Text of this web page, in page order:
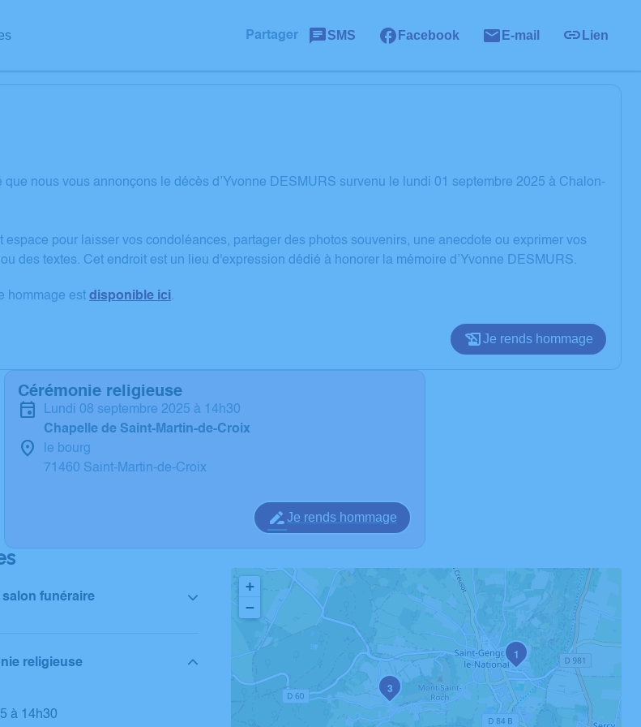
Partager SMS Facebook E-mail Lien
que nous vous annonçons le décès d’Yvonne DESMURS survenu le lundi 01 septembre 2025 à Chalon-
espace pour laisser vos condoléances, partager des photos souvenirs, une anecdote ou exprimer vos
des textes. Cet endroit est un lieu d'expression dédié à honorer la mémoire d’Yvonne DESMURS.
hommage est disponible ici.
Je rends hommage
Cérémonie religieuse
lundi 08 septembre 2025 à 14h30
Chapelle de Saint-Martin-de-Croix
le bourg
71460 Saint-Martin-de-Croix
Je rends hommage
salon funéraire
religieuse
à 14h30
1
3
+
−